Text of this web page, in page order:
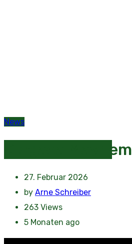
News
Disgaea Mayhem
27. Februar 2026
by Arne Schreiber
263 Views
5 Monaten ago